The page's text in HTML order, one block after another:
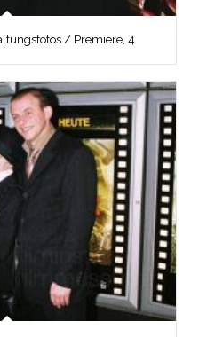
/ Premiere, 4